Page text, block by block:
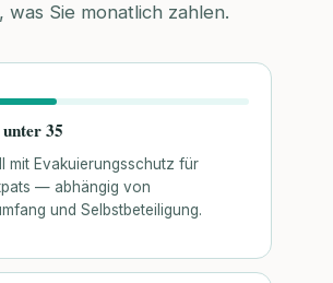
was Sie monatlich zahlen.
35
mit Evakuierungsschutz für
— abhängig von
und Selbstbeteiligung.